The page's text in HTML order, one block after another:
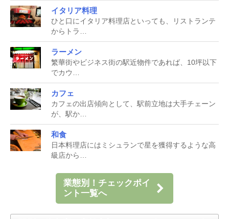
イタリア料理
ひと口にイタリア料理店といっても、リストランテ
からトラ…
ラーメン
繁華街やビジネス街の駅近物件であれば、10坪以下
でカウ…
カフェ
カフェの出店傾向として、駅前立地は大手チェーン
が、駅か…
和食
日本料理店にはミシュランで星を獲得するような高
級店から…
業態別！チェックポイ
ント一覧へ